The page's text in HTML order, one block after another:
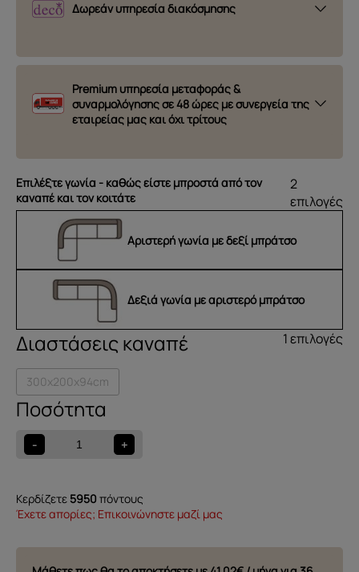
Δωρεάν υπηρεσία διακόσμησης
Premium υπηρεσία μεταφοράς &
συναρμολόγησης σε 48 ώρες με συνεργεία της
εταιρείας μας και όχι τρίτους
Eπιλέξτε γωνία - καθώς είστε μπροστά από τον
καναπέ και τον κοιτάτε
2
επιλογές
Aριστερή γωνία με δεξί μπράτσο
Δεξιά γωνία με αριστερό μπράτσο
Διαστάσεις καναπέ 1 επιλογές
300x200x94cm
-
Γωνιακός
καναπές
Monti
ποσότητα
+
Κερδίζετε5950 πόντους
Έχετε απορίες; Επικοινώνηστε μαζί μας